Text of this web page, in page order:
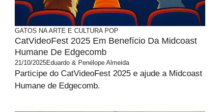
GATOS NA ARTE E CULTURA POP
CatVideoFest 2025 Em Benefício Da Midcoast
Humane De Edgecomb
21/10/2025Eduardo & Penélope Almeida
Participe do CatVideoFest 2025 e ajude a Midcoast
Humane de Edgecomb.